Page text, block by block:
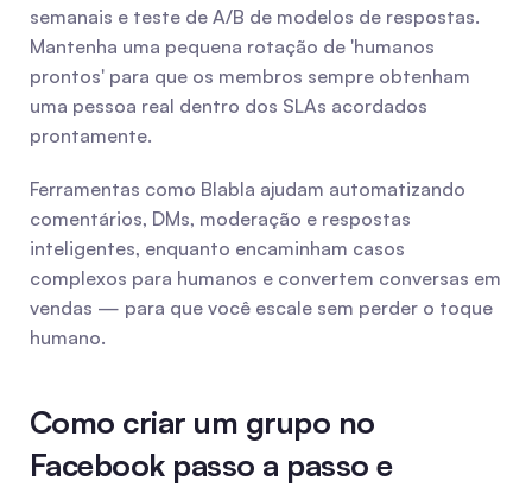
semanais e teste de A/B de modelos de respostas.
Mantenha uma pequena rotação de 'humanos
prontos' para que os membros sempre obtenham
uma pessoa real dentro dos SLAs acordados
prontamente.
Ferramentas como Blabla ajudam automatizando
comentários, DMs, moderação e respostas
inteligentes, enquanto encaminham casos
complexos para humanos e convertem conversas em
vendas — para que você escale sem perder o toque
humano.
Como criar um grupo no
Facebook passo a passo e